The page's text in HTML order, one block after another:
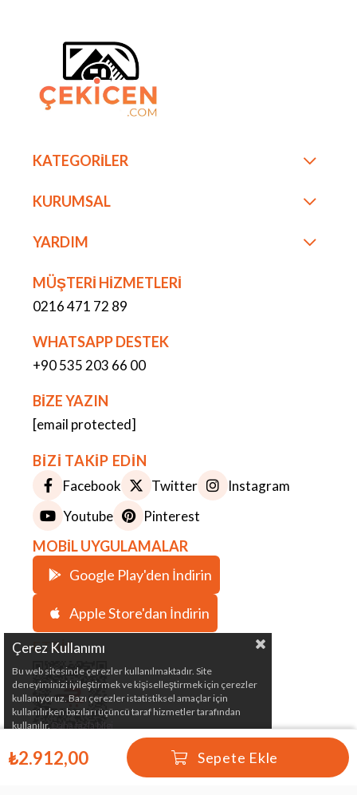
₺2.912,00
KATEGORİLER
KURUMSAL
YARDIM
MÜŞTERİ HİZMETLERİ
0216 471 72 89
WHATSAPP DESTEK
+90 535 203 66 00
BİZE YAZIN
[email protected]
BİZİ TAKİP EDİN
Facebook Twitter
Instagram
Youtube
Pinterest
MOBİL UYGULAMALAR
Google Play'den İndirin
Apple Store'dan İndirin
ETBİS
Çeki Demiri, Karavan, Römork, Kamp ve Marin
Çerez Kullanımı
Bu web sitesinde çerezler kullanılmaktadır. Site
deneyiminizi iyileştirmek ve kişiselleştirmek için çerezler
kullanıyoruz. Bazı çerezler istatistiksel amaçlar için
kullanılırken bazıları üçüncü taraf hizmetler tarafından
kullanılır. Daha fazla bilgi